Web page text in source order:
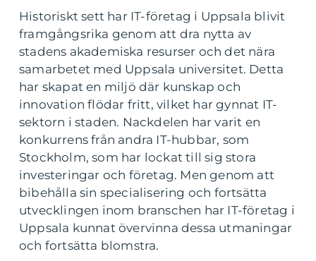
Historiskt sett har IT-företag i Uppsala blivit
framgångsrika genom att dra nytta av
stadens akademiska resurser och det nära
samarbetet med Uppsala universitet. Detta
har skapat en miljö där kunskap och
innovation flödar fritt, vilket har gynnat IT-
sektorn i staden. Nackdelen har varit en
konkurrens från andra IT-hubbar, som
Stockholm, som har lockat till sig stora
investeringar och företag. Men genom att
bibehålla sin specialisering och fortsätta
utvecklingen inom branschen har IT-företag i
Uppsala kunnat övervinna dessa utmaningar
och fortsätta blomstra.